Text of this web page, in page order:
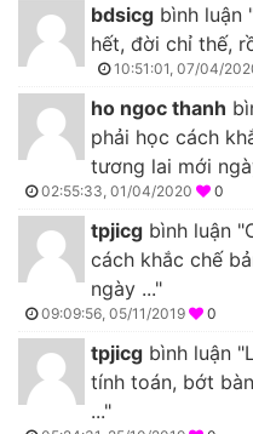
bdsicg bình luận
hết, đời chỉ thế,
10:51:01, 07/04/
ho ngoc thanh
phải học cách
tương lai mới
02:55:33, 01/04/2020 0
tpjicg bình luận
cách khắc chế
ngày ..."
09:09:56, 05/11/2019 0
tpjicg bình luận
tính toán, bớt
..."